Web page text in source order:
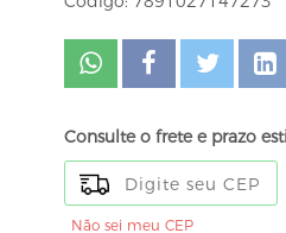
Consulte o frete e prazo
Não sei meu CEP